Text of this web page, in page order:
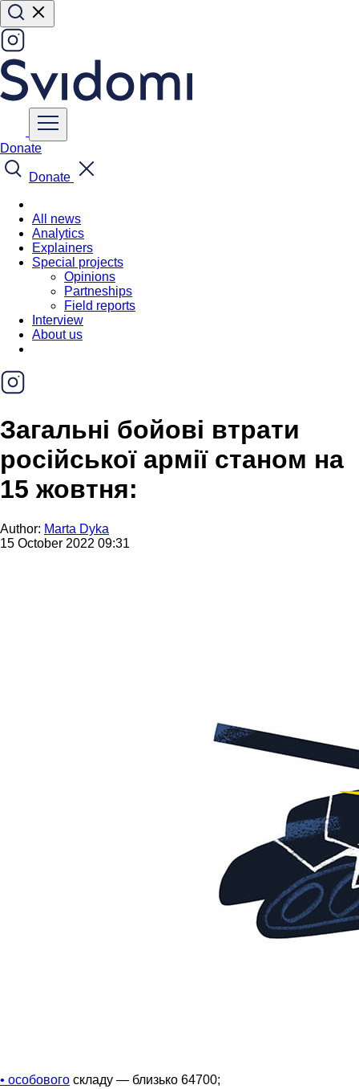
Donate
Donate
All news
Analytics
Explainers
Special projects
Opinions
Partneships
Field reports
Interview
About us
Загальні бойові втрати
російської армії станом на
15 жовтня:
Author: Marta Dyka
15 October 2022 09:31
• особового складу — близько 64700;